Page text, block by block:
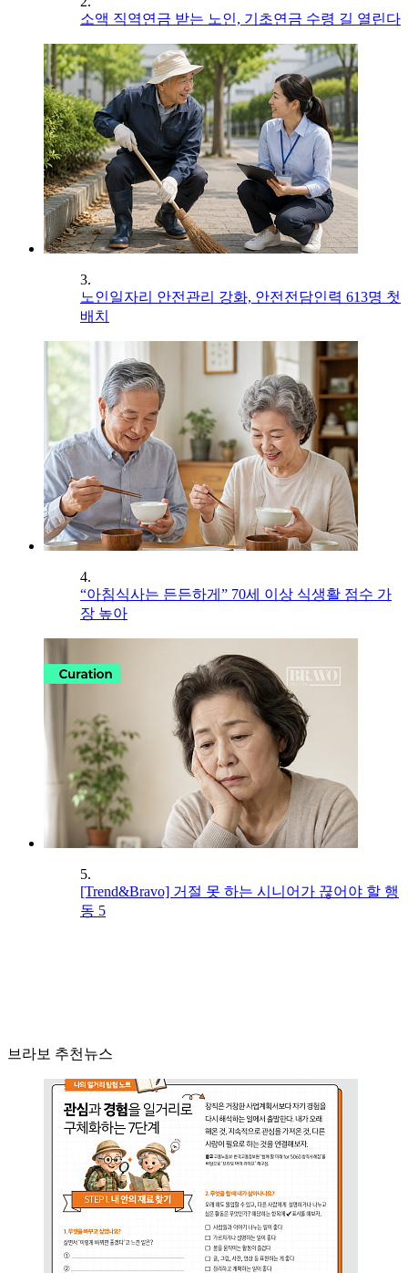
소액 직역연금 받는 노인, 기초연금 수령 길 열린다
3.
노인일자리 안전관리 강화, 안전전담인력 613명 첫
배치
4.
“아침식사는 든든하게” 70세 이상 식생활 점수 가
장 높아
5.
[Trend&Bravo] 거절 못 하는 시니어가 끊어야 할 행
동 5
브라보 추천뉴스